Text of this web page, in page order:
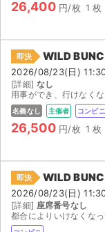
演劇・ミュージカル
ご利用ガイド
ご利用ガイド
手数料・お支払い方
AIに質問する
よくある質問
26,400 円/枚 1 枚
即決 WILD
2026/08/23(日)
[詳細] なし
用事ができ、行けなくなってしまったので行きたい方に行
名義なし 主催者 コンビニ
26,500 円/枚 1 枚
即決 WILD
2026/08/23(日)
[詳細] 座席番号なし
都合によりいけなくなってしまったため、代わりに楽しんでいた